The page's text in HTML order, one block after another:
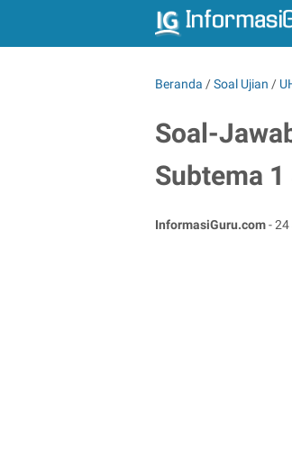
Beranda /Soal Ujian /
Soal-
Subtema
InformasiGuru.com-24